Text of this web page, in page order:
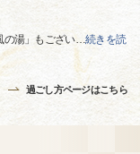
の湯」もござい…続きを読
過ごし方ページはこちら